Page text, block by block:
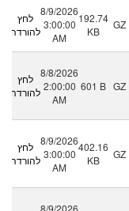
לחץ
להורדה
8/9/2026
3:00:00
AM
192.74
KB
GZ
לחץ
להורדה
8/8/2026
2:00:00
AM
601 B GZ
לחץ
להורדה
8/9/2026
3:00:00
AM
402.16
KB
GZ
8/9/2026